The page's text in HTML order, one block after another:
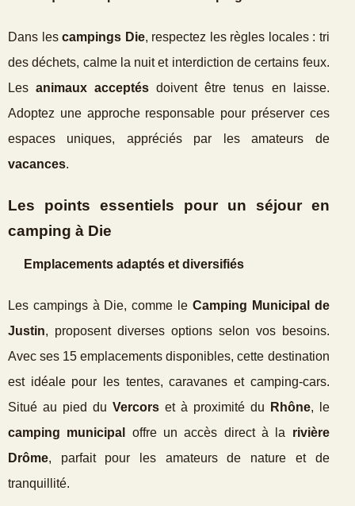
Dans lescampings Die, respectez les règles locales : tri
des déchets, calme la nuit et interdiction de certains feux.
Lesanimaux acceptés doivent être tenus en laisse.
Adoptez une approche responsable pour préserver ces
espaces uniques, appréciés par les amateurs de
vacances.
Les points essentiels pour un séjour en
camping à Die
Emplacements adaptés et diversifiés
Les campings à Die, comme le Camping Municipal de
Justin, proposent diverses options selon vos besoins.
Avec ses 15 emplacements disponibles, cette destination
est idéale pour les tentes, caravanes et camping-cars.
Situé au pied du Vercorset à proximité du Rhône, le
camping municipal
offre un accès direct à la rivière
Drôme, parfait pour les amateurs de nature et de
tranquillité.